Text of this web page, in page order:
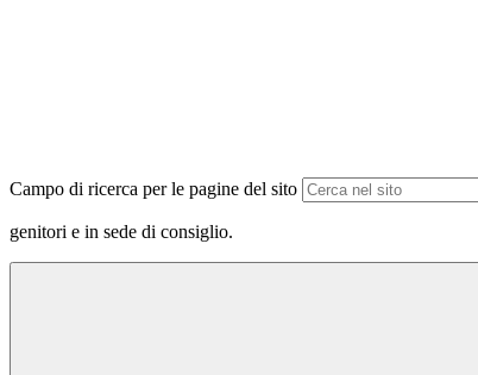
Campo di ricerca per le pagine del sito
genitori e in sede di consiglio.